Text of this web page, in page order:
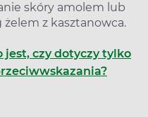
skóry amolem lub
z kasztanowca.
jest, czy dotyczy tylko